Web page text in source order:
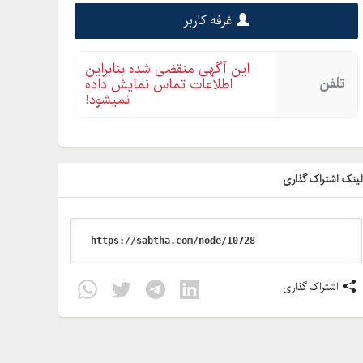
غرفه کاربر
تلفن
این آگهی منقضی شده بنابراین
اطلاعات تماس نمایش داده
نمیشود!
اشتراک گذاری
اشتراک گذاری